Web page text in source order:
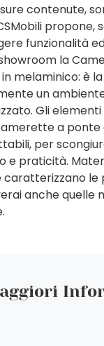
contenute,
propone,
funzionalità
la
in melaminico: è
un
Gli
a ponte
per
e praticità.
caratterizzano le
anche quelle